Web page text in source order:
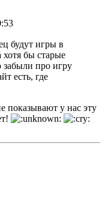
будут игры в
бы старые
про игру
есть, где
показывают у нас эту